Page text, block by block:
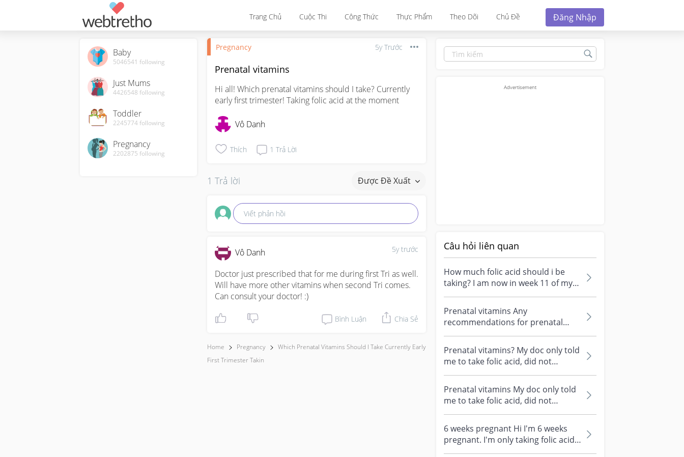
Trang Chủ Cuộc Thi Công Thức Thực Phẩm Theo Dõi Chủ Đề Đăng Nhập
Baby
5046541 following
Just Mums
4426548 following
Toddler
2245774following
Pregnancy
2202875 following
Pregnancy 5y Trước
Prenatal vitamins
Hi all! Which prenatal vitamins should I take? Currently
early first trimester! Taking folic acid at the moment
Vô Danh
Thích 1 Trả Lời
1 Trả lời Được Đề Xuất
Viết phản hồi
5y trước
Vô Danh
Doctor just prescribed that for me during first Tri as well.
Will have more other vitamins when second Tri comes.
Can consult your doctor! :)
Bình Luận Chia Sẻ
Home Pregnancy
Which Prenatal Vitamins Should I Take Currently Early
First Trimester Takin
Câu hỏi liên quan
How much folic acid should i be
taking? I am now in week 11 of my
pregnancy, i have 5mg of folic aci...
Prenatal vitamins Any
recommendations for prenatal
vitamins besides folic acid? Easy to
get over the...
Prenatal vitamins? My doc only told
me to take folic acid, did not
mention anything about prenatal
v...
Prenatal vitamins My doc only told
me to take folic acid, did not
mention anything about prenatal
vi...
6 weeks pregnant Hi I'm 6 weeks
pregnant. I'm only taking folic acid
from the polyclinic. Can I take...